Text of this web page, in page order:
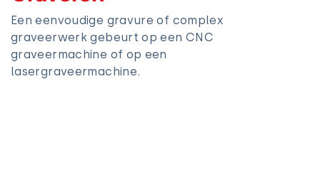
Een eenvoudige gravure of complex
graveerwerk gebeurt op een CNC
graveermachine of op een
lasergraveermachine.